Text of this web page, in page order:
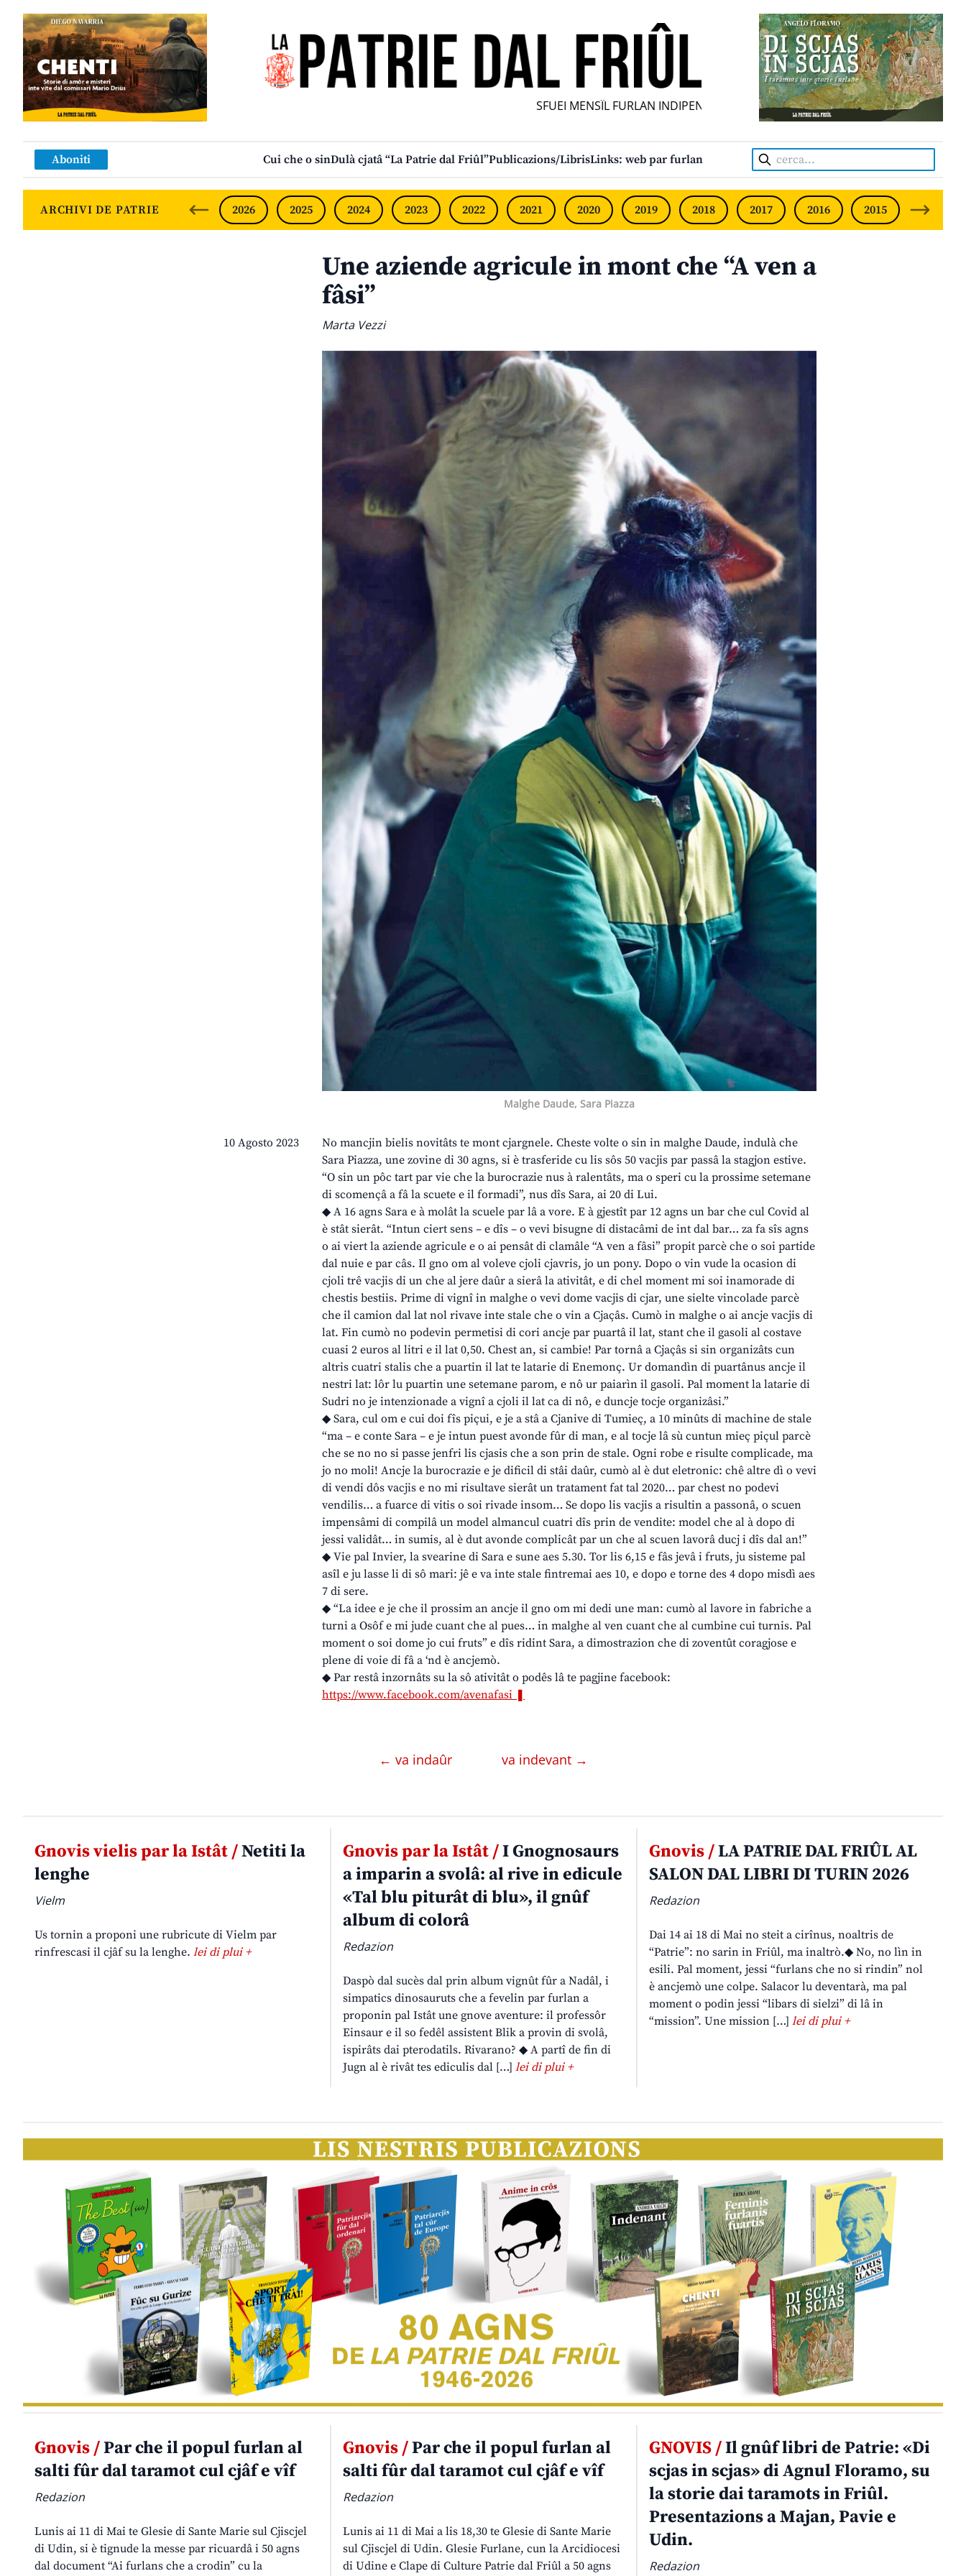
SFUEI MENSÎL FURLAN INDIPENDENT • INDEPENDENT FRIULIAN MONTHLY •
Aboniti Cui che o sinDulà cjatâ “La Patrie dal Friûl”Publicazions/LibrisLinks: web par furlan Cerca:
ARCHIVI DE PATRIE 2026 2025 2024 2023 2022 2021 2020 2019 2018 2017 2016 2015 2014
Une aziende agricule in mont che “A ven a
fâsi”
Marta Vezzi
Malghe Daude, Sara Piazza
10 Agosto 2023
No mancjin bielis novitâts te mont cjargnele. Cheste volte o sin in malghe Daude, indulà che
Sara Piazza, une zovine di 30 agns, si è trasferide cu lis sôs 50 vacjis par passâ la stagjon estive.
“O sin un pôc tart par vie che la burocrazie nus à ralentâts, ma o speri cu la prossime setemane
di scomençâ a fâ la scuete e il formadi”, nus dîs Sara, ai 20 di Lui.
◆ A 16 agns Sara e à molât la scuele par lâ a vore. E à gjestît par 12 agns un bar che cul Covid al
è stât sierât. “Intun ciert sens – e dîs – o vevi bisugne di distacâmi de int dal bar… za fa sîs agns
o ai viert la aziende agricule e o ai pensât di clamâle “A ven a fâsi” propit parcè che o soi partide
dal nuie e par câs. Il gno om al voleve cjoli cjavris, jo un pony. Dopo o vin vude la ocasion di
cjoli trê vacjis di un che al jere daûr a sierâ la ativitât, e di chel moment mi soi inamorade di
chestis bestiis. Prime di vignî in malghe o vevi dome vacjis di cjar, une sielte vincolade parcè
che il camion dal lat nol rivave inte stale che o vin a Cjaçâs. Cumò in malghe o ai ancje vacjis di
lat. Fin cumò no podevin permetisi di cori ancje par puartâ il lat, stant che il gasoli al costave
cuasi 2 euros al litri e il lat 0,50. Chest an, si cambie! Par tornâ a Cjaçâs si sin organizâts cun
altris cuatri stalis che a puartin il lat te latarie di Enemonç. Ur domandìn di puartânus ancje il
nestri lat: lôr lu puartin une setemane parom, e nô ur paiarìn il gasoli. Pal moment la latarie di
Sudri no je intenzionade a vignî a cjoli il lat ca di nô, e duncje tocje organizâsi.”
◆ Sara, cul om e cui doi fîs piçui, e je a stâ a Cjanive di Tumieç, a 10 minûts di machine de stale
“ma – e conte Sara – e je intun puest avonde fûr di man, e al tocje lâ sù cuntun mieç piçul parcè
che se no no si passe jenfri lis cjasis che a son prin de stale. Ogni robe e risulte complicade, ma
jo no moli! Ancje la burocrazie e je dificil di stâi daûr, cumò al è dut eletronic: chê altre dì o vevi
di vendi dôs vacjis e no mi risultave sierât un tratament fat tal 2020… par chest no podevi
vendilis… a fuarce di vitis o soi rivade insom… Se dopo lis vacjis a risultin a passonâ, o scuen
impensâmi di compilâ un model almancul cuatri dîs prin de vendite: model che al à dopo di
jessi validât… in sumis, al è dut avonde complicât par un che al scuen lavorâ ducj i dîs dal an!”
◆ Vie pal Invier, la svearine di Sara e sune aes 5.30. Tor lis 6,15 e fâs jevâ i fruts, ju sisteme pal
asîl e ju lasse li di sô mari: jê e va inte stale fintremai aes 10, e dopo e torne des 4 dopo misdì aes
7 di sere.
◆ “La idee e je che il prossim an ancje il gno om mi dedi une man: cumò al lavore in fabriche a
turni a Osôf e mi jude cuant che al pues… in malghe al ven cuant che al cumbine cui turnis. Pal
moment o soi dome jo cui fruts” e dîs ridint Sara, a dimostrazion che di zoventût coragjose e
plene di voie di fâ a ‘nd è ancjemò.
◆ Par restâ inzornâts su la sô ativitât o podês lâ te pagjine facebook:
https://www.facebook.com/avenafasi ❚
← va indaûr va indevant →
Gnovis vielis par la Istât /Netiti la
lenghe
Vielm
Us tornin a proponi une rubricute di Vielm par
rinfrescasi il cjâf su la lenghe. lei di plui +
Gnovis par la Istât /I Gnognosaurs
a imparin a svolâ: al rive in edicule
«Tal blu piturât di blu», il gnûf
album di colorâ
Redazion
Daspò dal sucès dal prin album vignût fûr a Nadâl, i
simpatics dinosauruts che a fevelin par furlan a
proponin pal Istât une gnove aventure: il professôr
Einsaur e il so fedêl assistent Blik a provin di svolâ,
ispirâts dai pterodatils. Rivarano? ◆ A partî de fin di
Jugn al è rivât tes ediculis dal […] lei di plui +
Gnovis /LA PATRIE DAL FRIÛL AL
SALON DAL LIBRI DI TURIN 2026
Redazion
Dai 14 ai 18 di Mai no steit a cirînus, noaltris de
“Patrie”: no sarin in Friûl, ma inaltrò.◆ No, no lìn in
esili. Pal moment, jessi “furlans che no si rindin” nol
è ancjemò une colpe. Salacor lu deventarà, ma pal
moment o podin jessi “libars di sielzi” di lâ in
“mission”. Une mission […]lei di plui +
Gnovis /Par che il popul furlan al
salti fûr dal taramot cul cjâf e vîf
Redazion
Lunis ai 11 di Mai te Glesie di Sante Marie sul Cjiscjel
di Udin, si è tignude la messe par ricuardâ i 50 agns
dal document “Ai furlans che a crodin” cu la
Gnovis /Par che il popul furlan al
salti fûr dal taramot cul cjâf e vîf
Redazion
Lunis ai 11 di Mai a lis 18,30 te Glesie di Sante Marie
sul Cjiscjel di Udin. Glesie Furlane, cun la Arcidiocesi
di Udine e Clape di Culture Patrie dal Friûl a 50 agns
GNOVIS /Il gnûf libri de Patrie: «Di
scjas in scjas» di Agnul Floramo, su
la storie dai taramots in Friûl.
Presentazions a Majan, Pavie e
Udin.
Redazion